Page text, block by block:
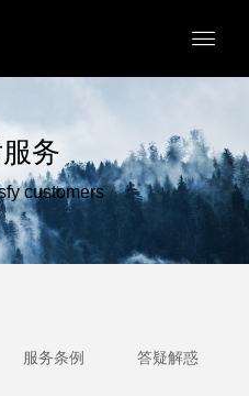
务
customers
服务条例 答疑解惑